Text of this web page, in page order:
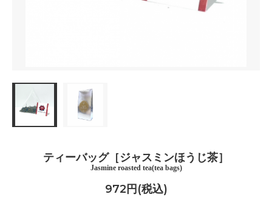
ティーバッグ［ジャスミンほうじ茶］
Jasmine roasted tea(tea bags)
972円(税込)